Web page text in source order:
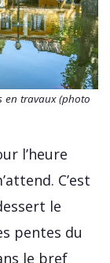
en travaux (photo
l’heure
C’est
le
pentes du
le bref